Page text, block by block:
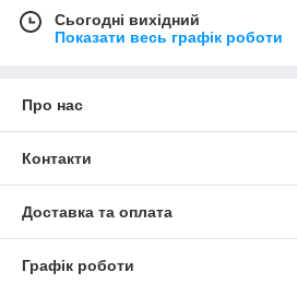
Сьогодні вихідний
Показати весь графік роботи
Про нас
Контакти
Доставка та оплата
Графік роботи